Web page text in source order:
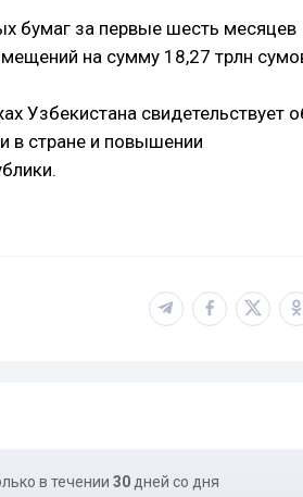
бумаг за первые шесть месяцев
на сумму 18,27 трлн
Узбекистана свидетельствует
в стране и повышении
в течении 30 дней со дня